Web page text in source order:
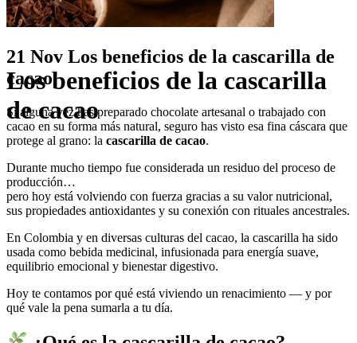
Los beneficios de la cascarilla
de cacao
21 Nov Los beneficios de la cascarilla de
cacao
Si alguna vez has preparado chocolate artesanal o trabajado con
cacao en su forma más natural, seguro has visto esa fina cáscara que
protege al grano: la cascarilla de cacao.
Durante mucho tiempo fue considerada un residuo del proceso de
producción…
pero hoy está volviendo con fuerza gracias a su valor nutricional,
sus propiedades antioxidantes y su conexión con rituales ancestrales.
En Colombia y en diversas culturas del cacao, la cascarilla ha sido
usada como bebida medicinal, infusionada para energía suave,
equilibrio emocional y bienestar digestivo.
Hoy te contamos por qué está viviendo un renacimiento — y por
qué vale la pena sumarla a tu día.